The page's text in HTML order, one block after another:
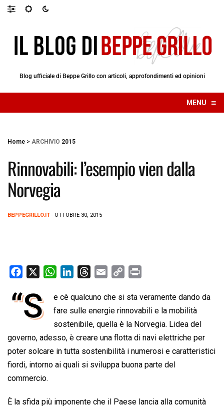
Blog ufficiale di Beppe Grillo con articoli, approfondimenti ed opinioni
MENU ≡
☰
Home > ARCHIVIO 2015
Rinnovabili: l’esempio vien dalla
Norvegia
BEPPEGRILLO.IT - OTTOBRE 30, 2015
c
e
o
o
k
W
a
t
s
A
p
p
n
k
e
d
I
n
r
e
a
d
s
a
i
l
p
y
L
i
n
k
i
n
t
“S
e cè qualcuno che si sta veramente dando da
fare sulle energie rinnovabili e la mobilità
sostenibile, quella è la Norvegia. Lidea del
governo, adesso, è creare una flotta di navi elettriche per
poter solcare in tutta sostenibilità i numerosi e caratteristici
fiordi, intorno ai quali si sviluppa buona parte del
commercio.
È la sfida più imponente che il Paese lancia alla comunità